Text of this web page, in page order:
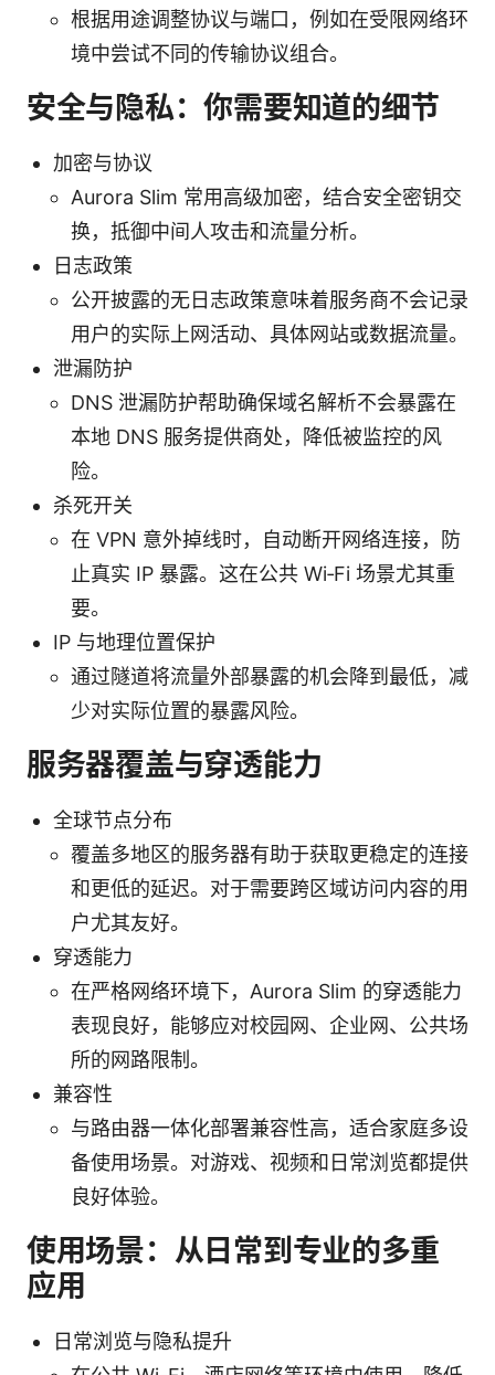
根据用途调整协议与端口，例如在受限网络环
境中尝试不同的传输协议组合。
安全与隐私：你需要知道的细节
加密与协议
Aurora Slim 常用高级加密，结合安全密钥交
换，抵御中间人攻击和流量分析。
日志政策
公开披露的无日志政策意味着服务商不会记录
用户的实际上网活动、具体网站或数据流量。
泄漏防护
DNS 泄漏防护帮助确保域名解析不会暴露在
本地 DNS 服务提供商处，降低被监控的风
险。
杀死开关
在 VPN 意外掉线时，自动断开网络连接，防
止真实 IP 暴露。这在公共 Wi‑Fi 场景尤其重
要。
IP 与地理位置保护
通过隧道将流量外部暴露的机会降到最低，减
少对实际位置的暴露风险。
服务器覆盖与穿透能力
全球节点分布
覆盖多地区的服务器有助于获取更稳定的连接
和更低的延迟。对于需要跨区域访问内容的用
户尤其友好。
穿透能力
在严格网络环境下，Aurora Slim 的穿透能力
表现良好，能够应对校园网、企业网、公共场
所的网路限制。
兼容性
与路由器一体化部署兼容性高，适合家庭多设
备使用场景。对游戏、视频和日常浏览都提供
良好体验。
使用场景：从日常到专业的多重
应用
日常浏览与隐私提升